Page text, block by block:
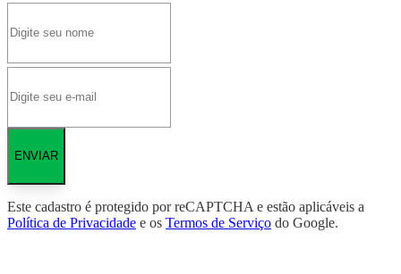
ENVIAR
Este cadastro é protegido por reCAPTCHA e estão aplicáveis a
Política de Privacidade e os Termos de Serviço do Google.